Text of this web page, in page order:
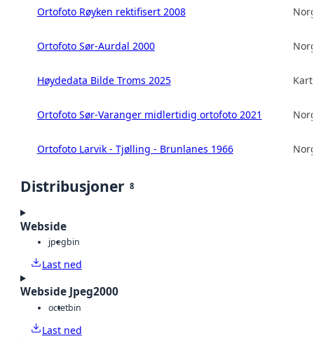
Ortofoto Røyken rektifisert 2008
Ortofoto Sør-Aurdal 2000
Høydedata Bilde Troms 2025
Ortofoto Sør-Varanger midlertidig ortofoto 2021
Ortofoto Larvik - Tjølling - Brunlanes 1966
Distribusjoner 8
Webside
jpegbin
Last ned
Webside Jpeg2000
octetbin
Last ned